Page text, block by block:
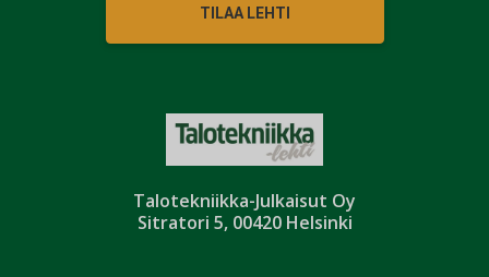
Talotekniikka-Julkaisut Oy
Sitratori 5, 00420 Helsinki
TILAA LEHTI